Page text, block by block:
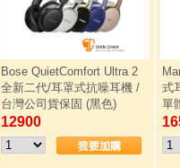
Bose QuietComfort Ultra 2
全新二代/耳罩式抗噪耳機 /
台灣公司貨保固 (黑色)
12900
式
單